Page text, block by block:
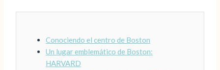
Conociendo el centro de Boston
Un lugar emblemático de Boston:
HARVARD